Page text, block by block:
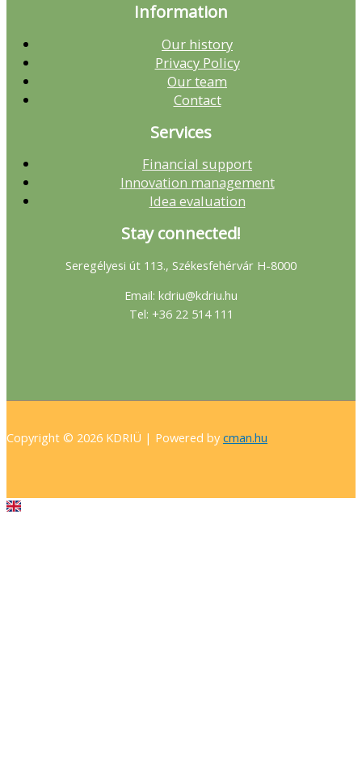
Information
Our history
Privacy Policy
Our team
Contact
Services
Financial support
Innovation management
Idea evaluation
Stay connected!
Seregélyesi út 113., Székesfehérvár H-8000
Email: kdriu@kdriu.hu
Tel: +36 22 514 111
Copyright © 2026 KDRIÜ | Powered by cman.hu